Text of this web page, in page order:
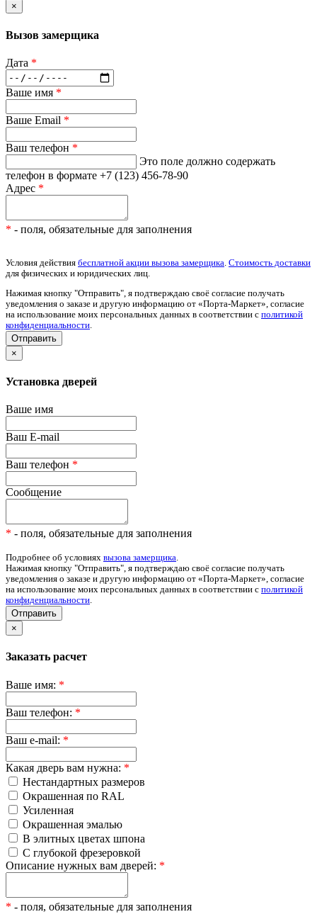
×
Вызов замерщика
Дата *
Ваше имя *
Ваше Email *
Ваш телефон *
Это поле должно содержать
телефон в формате +7 (123) 456-78-90
Адрес *
* - поля, обязательные для заполнения
Условия действия бесплатной акции вызова замерщика Стоимость доставки
для физических и юридических лиц.
Нажимая кнопку "Отправить", я подтверждаю своё согласие получать
уведомления о заказе и другую информацию от «Порта-Маркет», согласие
на использование моих персональных данных в соответствии с политикой
конфиденциальности
×
Установка дверей
Ваше имя
Ваш E-mail
Ваш телефон *
Сообщение
* - поля, обязательные для заполнения
Подробнее об условиях вызова замерщика.
Нажимая кнопку "Отправить", я подтверждаю своё согласие получать
уведомления о заказе и другую информацию от «Порта-Маркет», согласие
на использование моих персональных данных в соответствии с политикой
конфиденциальности.
Отправить
×
Заказать расчет
Ваше имя: *
Ваш телефон: *
Ваш e-mail: *
Какая дверь вам нужна: *
Нестандартных размеров
Окрашенная по RAL
Усиленная
Окрашенная эмалью
В элитных цветах шпона
С глубокой фрезеровкой
Описание нужных вам дверей: *
* - поля, обязательные для заполнения